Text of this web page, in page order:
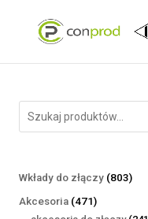
Wkłady do złączy 803803
Akcesoria 471471